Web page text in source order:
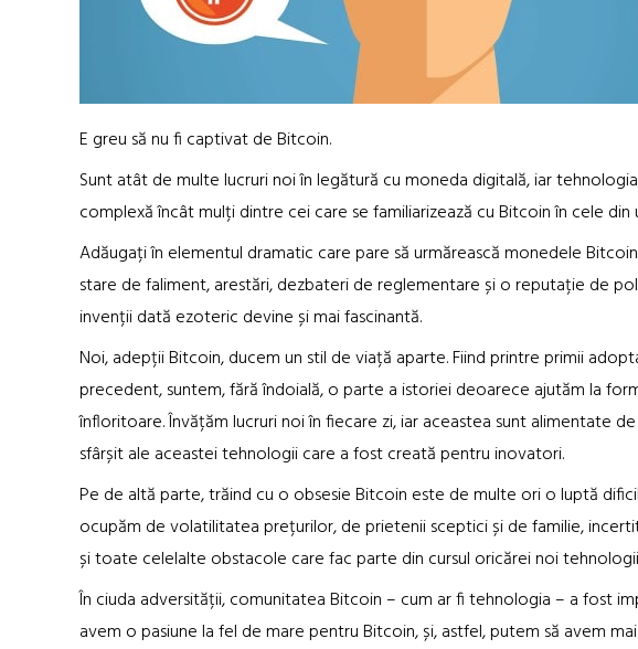
E greu să nu fi captivat de Bitcoin.
Sunt atât de multe lucruri noi în legătură cu moneda digitală, iar
complexă încât mulți dintre cei care se familiarizează cu Bitcoin în cele din
Adăugați în elementul dramatic care pare să urmărească monedele
stare de faliment, arestări, dezbateri de reglementare și o reputație de
invenții dată ezoteric devine și mai fascinantă.
Noi, adepții Bitcoin, ducem un stil de viață aparte. Fiind printre primii
precedent, suntem, fără îndoială, o parte a istoriei deoarece ajutăm la
înfloritoare. Învățăm lucruri noi în fiecare zi, iar aceastea sunt alimentate
sfârșit ale aceastei tehnologii care a fost creată pentru inovatori.
Pe de altă parte, trăind cu o obsesie Bitcoin este de multe ori o luptă
ocupăm de volatilitatea prețurilor, de prietenii sceptici și de familie,
și toate celelalte obstacole care fac parte din cursul oricărei noi
În ciuda adversității, comunitatea Bitcoin – cum ar fi tehnologia – a fost
avem o pasiune la fel de mare pentru Bitcoin, și, astfel, putem să avem